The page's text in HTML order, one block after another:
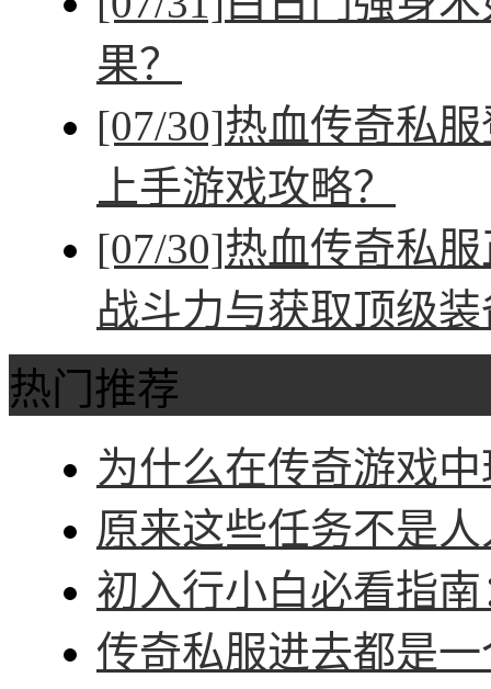
果？
[07/30]热血传奇私
上手游戏攻略？
[07/30]热血传奇私
战斗力与获取顶级
热门推荐
为什么在传奇游戏
原来这些任务不是
初入行小白必看指
传奇私服进去都是